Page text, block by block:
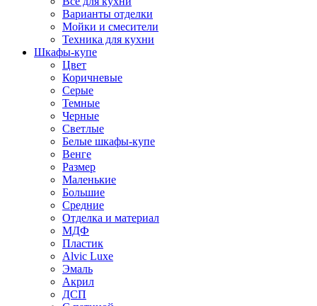
Варианты отделки
Мойки и смесители
Техника для кухни
Шкафы-купе
Цвет
Коричневые
Серые
Темные
Черные
Светлые
Белые шкафы-купе
Венге
Размер
Маленькие
Большие
Средние
Отделка и материал
МДФ
Пластик
Alvic Luxe
Эмаль
Акрил
ДСП